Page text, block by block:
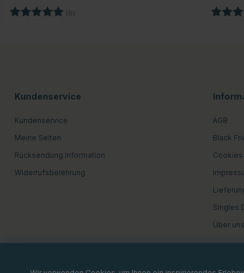
Bewertung: (6)
Kundenservice
Kundenservice
Meine Seiten
Rücksendung Information
Widerrufsbelehrung
AGB
Black
Cookies
Singles
Über uns